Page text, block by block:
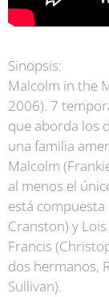
Sinopsis:
Malcolm in the
2006). 7
que aborda los
una familia
Malcolm
al menos el
está
Cranston) y
Francis
dos hermanos,
Sullivan).